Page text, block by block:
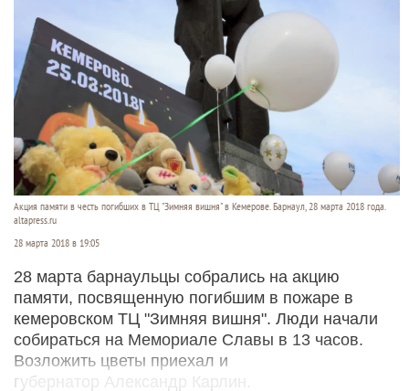
Акция памяти в честь погибших в ТЦ "Зимняя вишня" в Кемерове. Барнаул, 28 марта 2018 года.
altapress.ru
28 марта 2018 в 19:05
28 марта барнаульцы собрались на акцию
памяти, посвященную погибшим в пожаре в
кемеровском ТЦ "Зимняя вишня". Люди начали
собираться на Мемориале Славы в 13 часов.
Возложить цветы приехал и
губернатор Александр Карлин.